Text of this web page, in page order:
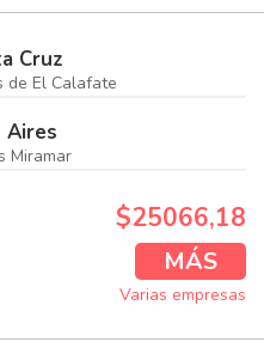
Cruz
de El Calafate
Aires
Miramar
$25066,18
MÁS
Varias empresas